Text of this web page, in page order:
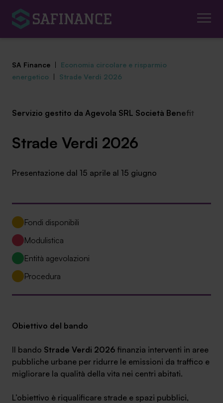
Mediazione Creditizia
Finanza Agevolata
Ambassador
Contatti
Lavora con noi
+030.3540104
SA Finance | Economia circolare e risparmio
energetico | Strade Verdi 2026
Servizio gestito da Agevola SRL Società Benefit
Strade Verdi 2026
Presentazione dal 15 aprile al 15 giugno
Fondi disponibili
Modulistica
Entità agevolazioni
Procedura
Obiettivo del bando
Il bando Strade Verdi 2026 finanzia interventi in aree
pubbliche urbane per ridurre le emissioni da traffico e
migliorare la qualità della vita nei centri abitati.
L’obiettivo è riqualificare strade e spazi pubblici,